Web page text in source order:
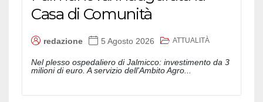
Casa di Comunità
redazione 5 Agosto 2026 ATTUALITÀ
Nel plesso ospedaliero di Jalmicco: investimento da 3
milioni di euro. A servizio dell'Ambito Agro...